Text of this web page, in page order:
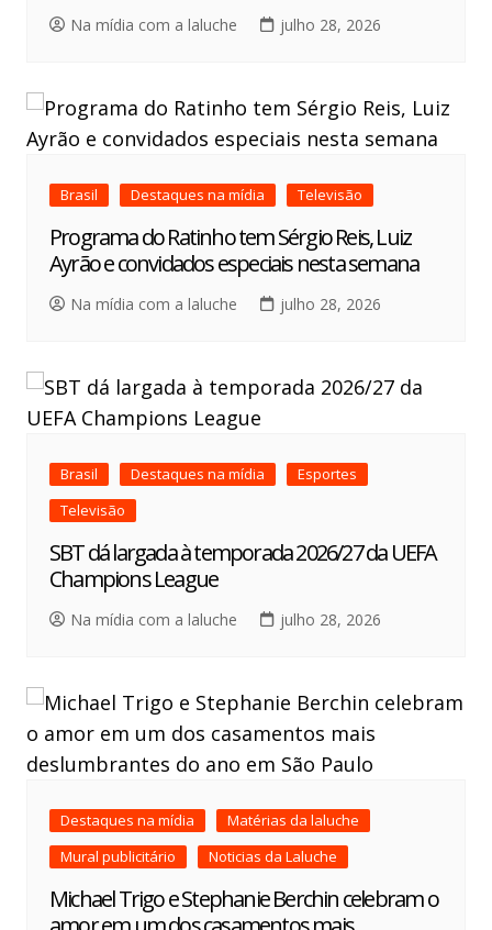
Na mídia com a laluche julho 28, 2026
Brasil Destaques na mídia Televisão
Programa do Ratinho tem Sérgio Reis, Luiz
Ayrão e convidados especiais nesta semana
Na mídia com a laluche julho 28, 2026
Brasil Destaques na mídia
Esportes
Televisão
SBT dá largada à temporada 2026/27 da UEFA
Champions League
Na mídia com a laluche julho 28, 2026
Destaques na mídia
Matérias da laluche
Mural publicitário
Noticias da Laluche
Michael Trigo e Stephanie Berchin celebram o